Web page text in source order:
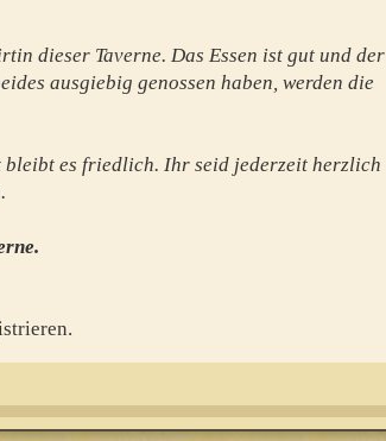
dieser Taverne. Das Essen ist gut und der
ausgiebig genossen haben, werden die
bleibt es friedlich. Ihr seid jederzeit herzlich